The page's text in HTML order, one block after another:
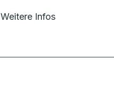
Weitere Infos